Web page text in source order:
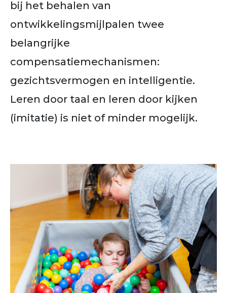
bij het behalen van
ontwikkelingsmijlpalen twee
belangrijke
compensatiemechanismen:
gezichtsvermogen en intelligentie.
Leren door taal en leren door kijken
(imitatie) is niet of minder mogelijk.